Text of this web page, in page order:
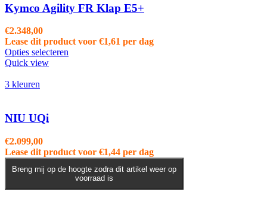
Deze
optie
gekozen
op
Kymco Agility FR Klap E5+
€2.348,00
Lease dit product voor €1,61 per dag
Opties selecteren
Quick view
3 kleuren
NIU UQi
€2.099,00
Lease dit product voor €1,44 per dag
Breng mij op de hoogte zodra dit artikel weer op
voorraad is